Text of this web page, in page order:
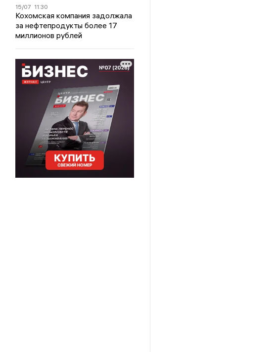
15/07 11:30
Кохомская компания задолжала
за нефтепродукты более 17
миллионов рублей